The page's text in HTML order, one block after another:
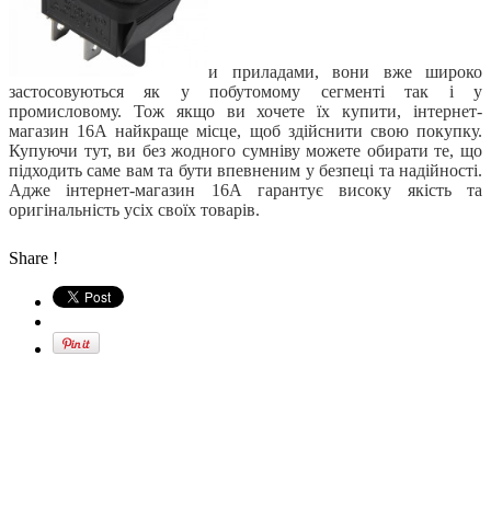
и приладами, вони вже широко
застосовуються як у побутомому сегменті так і у
промисловому. Тож якщо ви хочете їх купити, інтернет-
магазин 16А найкраще місце, щоб здійснити свою покупку.
Купуючи тут, ви без жодного сумніву можете обирати те, що
підходить саме вам та бути впевненим у безпеці та надійності.
Адже інтернет-магазин 16А гарантує високу якість та
оригінальність усіх своїх товарів.
Share !